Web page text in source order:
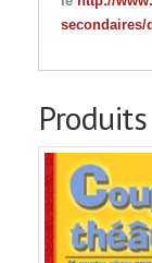
secondaires/